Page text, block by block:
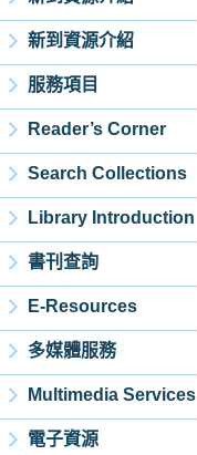
新到資源介紹
服務項目
Reader’s Corner
Search Collections
Library Introduction
書刊查詢
E-Resources
多媒體服務
Multimedia Services
電子資源